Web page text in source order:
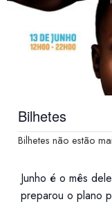
Bilhetes
Bilhetes não estão
Junho é o mês
preparou o plano